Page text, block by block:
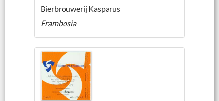
Bierbrouwerij Kasparus
Frambosia